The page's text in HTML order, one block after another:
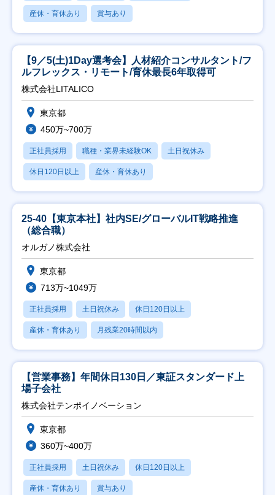
産休・育休あり 賞与あり
【9／5(土)1Day選考会】人材紹介コンサルタント/フ
ルフレックス・リモート/育休最長6年取得可
株式会社LITALICO
東京都
450万~700万
正社員採用 職種・業界未経験OK 土日祝休み
休日120日以上 産休・育休あり
25-40【東京本社】社内SE/グローバルIT戦略推進
（総合職）
オルガノ株式会社
東京都
713万~1049万
正社員採用 土日祝休み 休日120日以上
産休・育休あり 月残業20時間以内
【営業事務】年間休日130日／東証スタンダード上
場子会社
株式会社テンポイノベーション
東京都
360万~400万
正社員採用 土日祝休み 休日120日以上
産休・育休あり 賞与あり